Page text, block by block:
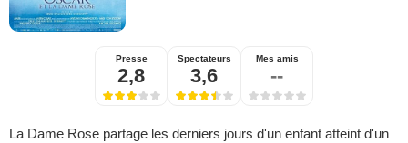
Presse
2,8
Spectateurs
3,6
Mes amis
--
La Dame Rose partage les derniers jours d'un enfant atteint d'un